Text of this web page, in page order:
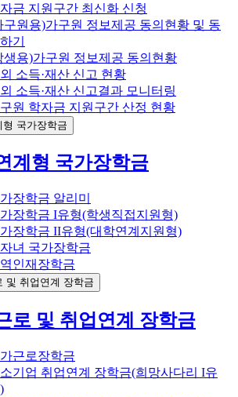
금 지원구간 최신화 신청
구원용)가구원 정보제공 동의현황 및 동
기
생용)가구원 정보제공 동의현황
소득·재산 신고 현황
소득·재산 신고결과 모니터링
원 학자금 지원구간 산정 현황
형 국가장학금
계형 국가장학금
장학금 알리미
장학금 I유형(학생직접지원형)
장학금 II유형(대학연계지원형)
녀 국가장학금
인재장학금
및 취업연계 장학금
로 및 취업연계 장학금
근로장학금
기업 취업연계 장학금(희망사다리 I유